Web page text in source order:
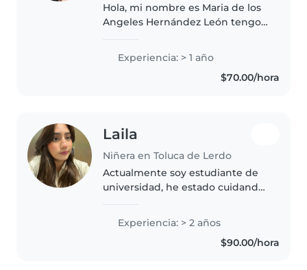
Hola, mi nombre es Maria de los
Angeles Hernández León tengo
licenciatura en pedagogía, tengo
experiencia en el cuidado de
Experiencia: > 1 año
$70.00/hora
Laila
Niñera en Toluca de Lerdo
Actualmente soy estudiante de
universidad, he estado cuidando
formal, mi hermano nació con
discapacidad y desde que él
llegó me enseñaron sus
Experiencia: > 2 años
$90.00/hora